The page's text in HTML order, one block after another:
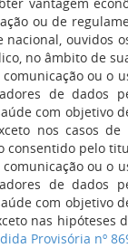
ou de
nacional, ouvidos
no âmbito de
comunicação ou o
de dados
com objetivo
nos casos
consentido pelo
comunicação ou o
de dados
com objetivo
nas
Provisória nº